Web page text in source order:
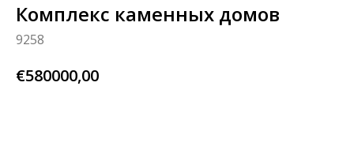
Комплекс каменных домов
9258
€580000,00